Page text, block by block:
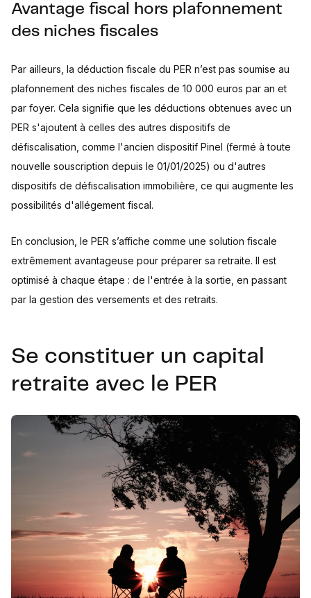
Avantage fiscal hors plafonnement
des niches fiscales
Par ailleurs, la déduction fiscale du PER n’est pas soumise au
plafonnement des niches fiscales de 10 000 euros par an et
par foyer. Cela signifie que les déductions obtenues avec un
PER s'ajoutent à celles des autres dispositifs de
défiscalisation, comme l'ancien dispositif Pinel (fermé à toute
nouvelle souscription depuis le 01/01/2025) ou d'autres
dispositifs de défiscalisation immobilière, ce qui augmente les
possibilités d'allégement fiscal.
En conclusion, le PER s’affiche comme une solution fiscale
extrêmement avantageuse pour préparer sa retraite. Il est
optimisé à chaque étape : de l'entrée à la sortie, en passant
par la gestion des versements et des retraits.
Se constituer un capital
retraite avec le PER